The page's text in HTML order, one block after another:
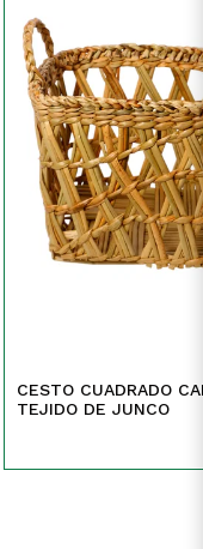
CESTO CUADRADO
TEJIDO DE JUNCO